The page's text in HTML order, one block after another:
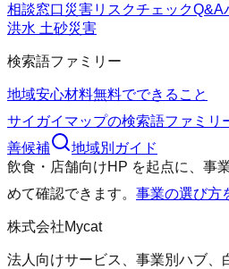
相談窓口災害リスクチェックQ&A
洪水 土砂災害
検索語ファミリー
地域安心材料無料でできること
サイガイマップの検索語ファミリ
善候補
地域別ガイド
飲食・店舗向けHP を起点に、 事
めて確認できます。 事業の選び方
株式会社Mycat
法人向けサービス、事業別ハブ、